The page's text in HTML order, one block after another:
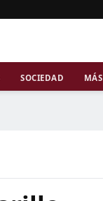
SOCIEDAD MÁS